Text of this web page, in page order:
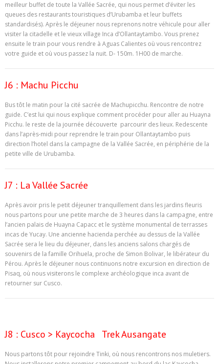
meilleur buffet de toute la Vallée Sacrée, qui nous permet d’éviter les
queues des restaurants touristiques d’Urubamba et leur buffets
standardisés). Après le déjeuner nous reprenons notre véhicule pour aller
visiter la citadelle et le vieux village Inca d’Ollantaytambo. Vous prenez
ensuite le train pour vous rendre à Aguas Calientes où vous rencontrez
votre guide et où vous passez la nuit. D- 150m. 1H00 de marche.
J6 : Machu Picchu
Bus tôt le matin pour la cité sacrée de Machupicchu. Rencontre de notre
guide. C’est lui qui nous explique comment procéder pour aller au Huayna
Picchu. le reste de la journée découverte parcourir des lieux. Redescente
dans l’après-midi pour reprendre le train pour Ollantaytambo puis
direction l’hotel dans la campagne de la Vallée Sacrée, en périphérie de la
petite ville de Urubamba.
J7 : La Vallée Sacrée
Après avoir pris le petit déjeuner tranquillement dans les jardins fleuris
nous partons pour une petite marche de 3 heures dans la campagne, entre
l’ancien palais de Huayna Capacc et le système monumental de terrasses
incas de Yucay. Une ancienne hacienda perchée au dessus de la Vallée
Sacrée sera le lieu du déjeuner, dans les anciens salons chargés de
souvenirs de la famille Orihuela, proche de Simon Bolivar, le libérateur du
Pérou. Après le déjeuner nous continuons notre excursion en direction de
Pisaq, où nous visiterons le complexe archéologique inca avant de
retourner sur Cusco.
J8 : Cusco > Kaycocha Trek Ausangate
Nous partons tôt pour rejoindre Tinki, où nous rencontrons nos muletiers.